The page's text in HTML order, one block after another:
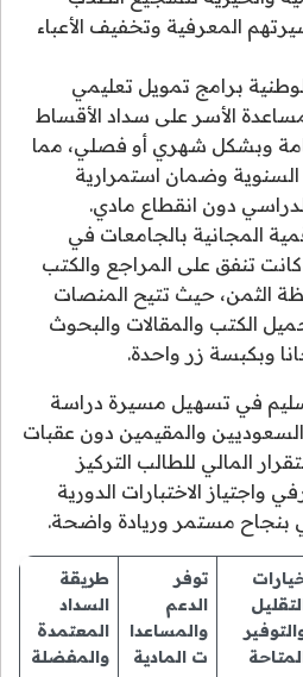
المعرفية وتخفيف الأعباء
برامج تمويل تعليمي
الأسر على سداد الأقساط
وبشكل شهري أو فصلي، مما
السنوية وضمان استمرارية
دون انقطاع مادي.
المجانية بالجامعات في
تنفق على المراجع والكتب
الثمن، حيث تتيح المنصات
الكتب والمقالات والبحوث
وبكبسة زر واحدة.
في تسهيل مسيرة دراسة
والمقيمين دون عقبات
المالي للطالب التركيز
واجتياز الاختبارات الدورية
بنجاح مستمر وريادة واضحة.
توفر
الدعم
والمساعدا
ت المادية
طريقة
السداد
المعتمدة
والمفضلة